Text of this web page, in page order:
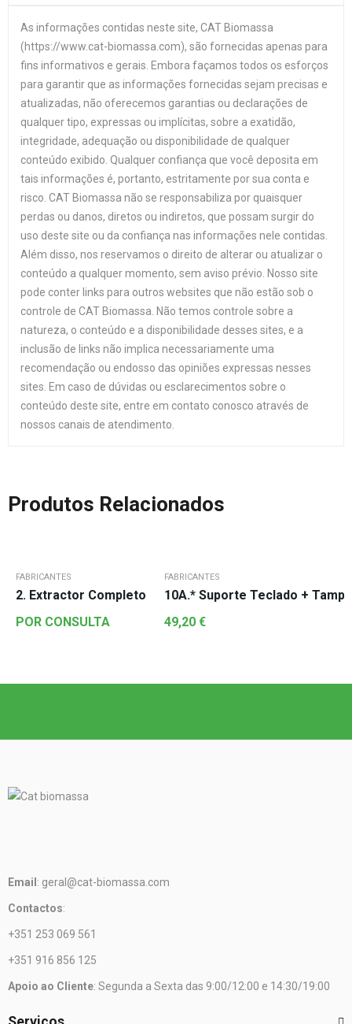
As informações contidas neste site, CAT Biomassa
(https://www.cat-biomassa.com), são fornecidas apenas para
fins informativos e gerais. Embora façamos todos os esforços
para garantir que as informações fornecidas sejam precisas e
atualizadas, não oferecemos garantias ou declarações de
qualquer tipo, expressas ou implícitas, sobre a exatidão,
integridade, adequação ou disponibilidade de qualquer
conteúdo exibido. Qualquer confiança que você deposita em
tais informações é, portanto, estritamente por sua conta e
risco. CAT Biomassa não se responsabiliza por quaisquer
perdas ou danos, diretos ou indiretos, que possam surgir do
uso deste site ou da confiança nas informações nele contidas.
Além disso, nos reservamos o direito de alterar ou atualizar o
conteúdo a qualquer momento, sem aviso prévio. Nosso site
pode conter links para outros websites que não estão sob o
controle de CAT Biomassa. Não temos controle sobre a
natureza, o conteúdo e a disponibilidade desses sites, e a
inclusão de links não implica necessariamente uma
recomendação ou endosso das opiniões expressas nesses
sites. Em caso de dúvidas ou esclarecimentos sobre o
conteúdo deste site, entre em contato conosco através de
nossos canais de atendimento.
Produtos Relacionados
FABRICANTES
2. Extractor Completo
POR CONSULTA
FABRICANTES
10A.* Suporte Teclado +
49,20 €
Email : geral@cat-biomassa.com
Contactos:
+351 253 069 561
+351 916 856 125
Apoio ao Cliente: Segunda a Sexta das 9:00/12:00 e 14:30/19:00